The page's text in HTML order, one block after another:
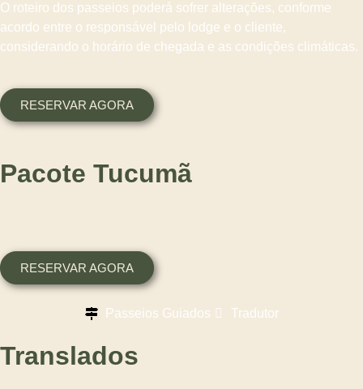
O roteiro dos passeios poderá sofrer alterações, conforme
acordo entre o responsável pelo lodge e o cliente,
considerando o horário de chegada e as condições climáticas.
RESERVAR AGORA
Pacote Tucumã
RESERVAR AGORA
Passeios Guiados Tradutor
Translados